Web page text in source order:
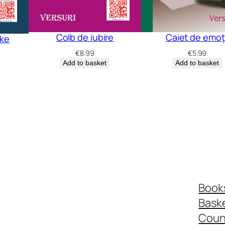
Colb de iubire
€8.99
Add to basket
Caiet de
€5.99
Add to basket